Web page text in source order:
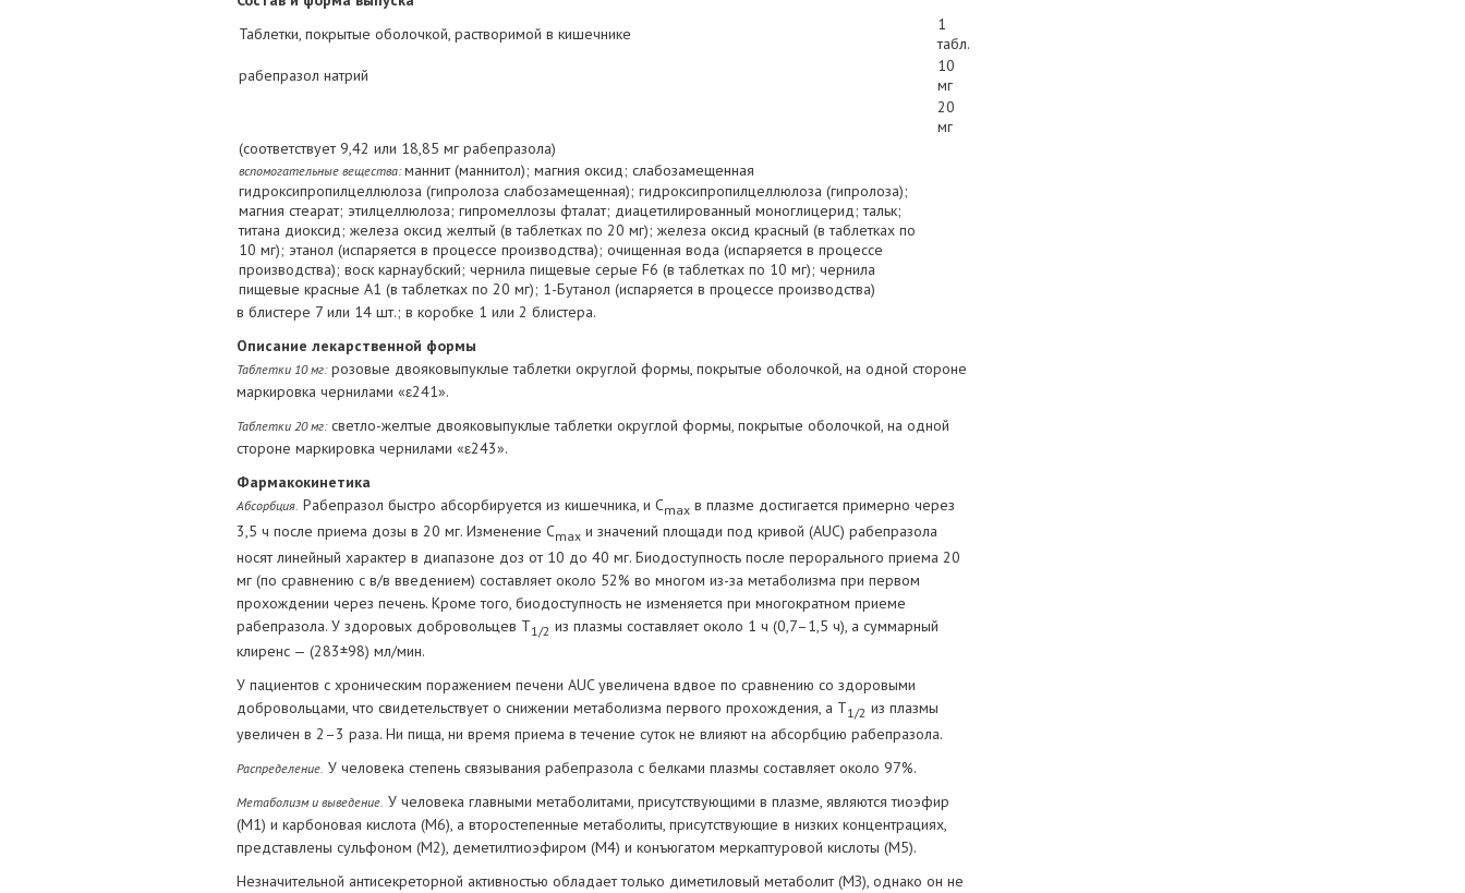
Таблетки, покрытые оболочкой, растворимой в кишечнике
1
табл.
рабепразол натрий
10
мг
20
мг
(соответствует 9,42 или 18,85 мг рабепразола)
вспомогательные вещества:маннит (маннитол); магния оксид; слабозамещенная
гидроксипропилцеллюлоза (гипролоза слабозамещенная); гидроксипропилцеллюлоза (гипролоза);
магния стеарат; этилцеллюлоза; гипромеллозы фталат; диацетилированный моноглицерид; тальк;
титана диоксид; железа оксид желтый (в таблетках по 20 мг); железа оксид красный (в таблетках по
10 мг); этанол (испаряется в процессе производства); очищенная вода (испаряется в процессе
производства); воск карнаубский; чернила пищевые серые F6 (в таблетках по 10 мг); чернила
пищевые красные A1 (в таблетках по 20 мг); 1-Бутанол (испаряется в процессе производства)
в блистере 7 или 14 шт.; в коробке 1 или 2 блистера.
Описание лекарственной формы
Таблетки 10 мг:розовые двояковыпуклые таблетки округлой формы, покрытые оболочкой, на одной стороне
маркировка чернилами «ε241».
Таблетки 20 мг:светло-желтые двояковыпуклые таблетки округлой формы, покрытые оболочкой, на одной
стороне маркировка чернилами «ε243».
Фармакокинетика
Абсорбция. Рабепразол быстро абсорбируется из кишечника, и Cmax в плазме достигается примерно через
3,5 ч после приема дозы в 20 мг. Изменение Сmax и значений площади под кривой (AUC) рабепразола
носят линейный характер в диапазоне доз от 10 до 40 мг. Биодоступность после перорального приема 20
мг (по сравнению с в/в введением) составляет около 52% во многом из-за метаболизма при первом
прохождении через печень. Кроме того, биодоступность не изменяется при многократном приеме
рабепразола. У здоровых добровольцев T1/2 из плазмы составляет около 1 ч (0,7–1,5 ч), а суммарный
клиренс — (283±98) мл/мин.
У пациентов с хроническим поражением печени AUC увеличена вдвое по сравнению со здоровыми
добровольцами, что свидетельствует о снижении метаболизма первого прохождения, а Т1/2 из плазмы
увеличен в 2–3 раза. Ни пища, ни время приема в течение суток не влияют на абсорбцию рабепразола.
Распределение. У человека степень связывания рабепразола с белками плазмы составляет около 97%.
Метаболизм и выведение. У человека главными метаболитами, присутствующими в плазме, являются тиоэфир
(М1) и карбоновая кислота (М6), а второстепенные метаболиты, присутствующие в низких концентрациях,
представлены сульфоном (М2), деметилтиоэфиром (М4) и конъюгатом меркаптуровой кислоты (М5).
Незначительной антисекреторной активностью обладает только диметиловый метаболит (МЗ), однако он не